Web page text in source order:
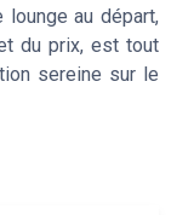
au départ,
du prix, est tout
sereine sur le